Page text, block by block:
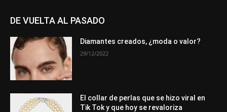
DE VUELTA AL PASADO
Diamantes creados, ¿moda o valor?
29/12/2022
El collar de perlas que se hizo viral en
Tik Tok y que hoy se revaloriza